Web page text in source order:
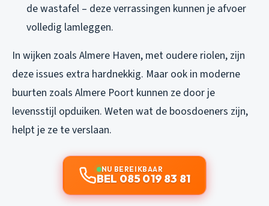
de wastafel – deze verrassingen kunnen je afvoer
volledig lamleggen.
In wijken zoals Almere Haven, met oudere riolen, zijn
deze issues extra hardnekkig. Maar ook in moderne
buurten zoals Almere Poort kunnen ze door je
levensstijl opduiken. Weten wat de boosdoeners zijn,
helpt je ze te verslaan.
NU BEREIKBAAR
BEL 085 019 83 81